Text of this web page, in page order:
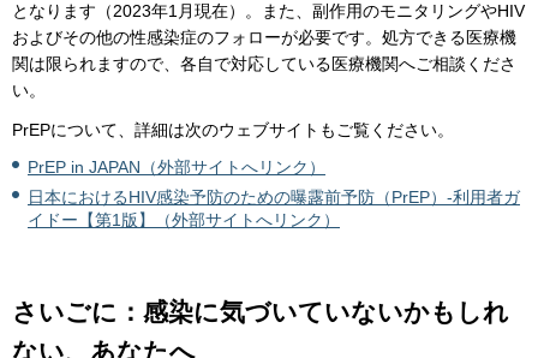
となります（2023年1月現在）。また、副作用のモニタリングやHIV
およびその他の性感染症のフォローが必要です。処方できる医療機
関は限られますので、各自で対応している医療機関へご相談くださ
い。
PrEPについて、詳細は次のウェブサイトもご覧ください。
PrEP in JAPAN（外部サイトへリンク）
日本におけるHIV感染予防のための曝露前予防（PrEP）-利用者ガ
イドー【第1版】（外部サイトへリンク）
さいごに：感染に気づいていないかもしれ
ない、あなたへ